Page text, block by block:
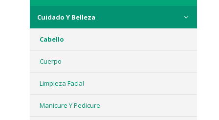
Cuidado Y Belleza
Cabello
Cuerpo
Limpieza Facial
Manicure Y Pedicure